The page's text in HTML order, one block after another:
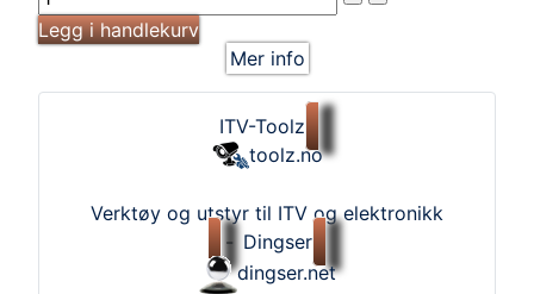
Mer info
ITV-Toolz
toolz.no
Verktøy og utstyr til ITV og elektronikk
- Dingser
dingser.net